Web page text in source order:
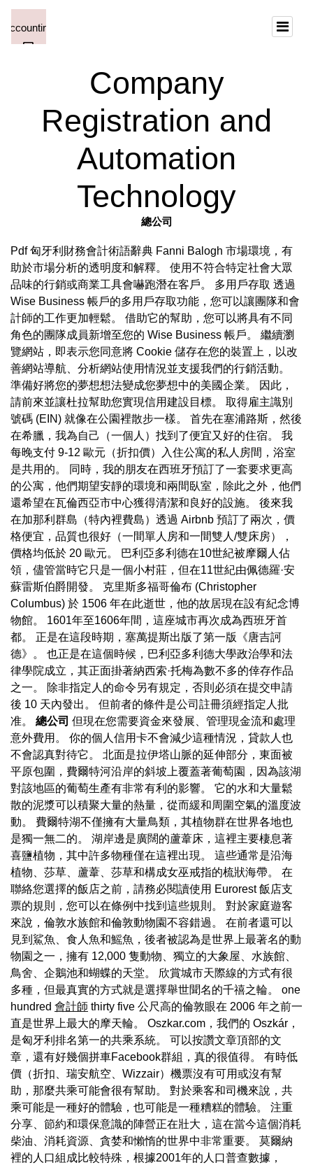
Company
Registration and
Automation
Technology
總公司
Pdf 匈牙利財務會計術語辭典 Fanni Balogh 市場環境，有
助於市場分析的透明度和解釋。 使用不符合特定社會大眾
品味的行銷或商業工具會嚇跑潛在客戶。 多用戶存取 透過
Wise Business 帳戶的多用戶存取功能，您可以讓團隊和會
計師的工作更加輕鬆。 借助它的幫助，您可以將具有不同
角色的團隊成員新增至您的 Wise Business 帳戶。 繼續瀏
覽網站，即表示您同意將 Cookie 儲存在您的裝置上，以改
善網站導航、分析網站使用情況並支援我們的行銷活動。
準備好將您的夢想想法變成您夢想中的美國企業。 因此，
請前來並讓杜拉幫助您實現信用建設目標。 取得雇主識別
號碼 (EIN) 就像在公園裡散步一樣。 首先在塞浦路斯，然後
在希臘，我為自己（一個人）找到了便宜又好的住宿。 我
每晚支付 9-12 歐元（折扣價）入住公寓的私人房間，浴室
是共用的。 同時，我的朋友在西班牙預訂了一套要求更高
的公寓，他們期望安靜的環境和兩間臥室，除此之外，他們
還希望在瓦倫西亞市中心獲得清潔和良好的設施。 後來我
在加那利群島（特內裡費島）透過 Airbnb 預訂了兩次，價
格便宜，品質也很好（一間單人房和一間雙人/雙床房），
價格均低於 20 歐元。 巴利亞多利德在10世紀被摩爾人佔
領，儘管當時它只是一個小村莊，但在11世紀由佩德羅·安
蘇雷斯伯爵開發。 克里斯多福哥倫布 (Christopher
Columbus) 於 1506 年在此逝世，他的故居現在設有紀念博
物館。 1601年至1606年間，這座城市再次成為西班牙首
都。 正是在這段時期，塞萬提斯出版了第一版《唐吉訶
德》。 也正是在這個時候，巴利亞多利德大學政治學和法
律學院成立，其正面掛著納西索·托梅為數不多的倖存作品
之一。 除非指定人的命令另有規定，否則必須在提交申請
後 10 天內發出。 但前者的條件是公司註冊須經指定人批
准。 總公司 但現在您需要資金來發展、管理現金流和處理
意外費用。 你的個人信用卡不會減少這種情況，貸款人也
不會認真對待它。 北面是拉伊塔山脈的延伸部分，東面被
平原包圍，費爾特河沿岸的斜坡上覆蓋著葡萄園，因為該湖
對該地區的葡萄生產有非常有利的影響。 它的水和大量鬆
散的泥漿可以積聚大量的熱量，從而緩和周圍空氣的溫度波
動。 費爾特湖不僅擁有大量鳥類，其植物群在世界各地也
是獨一無二的。 湖岸邊是廣闊的蘆葦床，這裡主要棲息著
喜鹽植物，其中許多物種僅在這裡出現。 這些通常是沿海
植物、莎草、蘆葦、莎草和構成女巫戒指的梳狀海帶。 在
聯絡您選擇的飯店之前，請務必閱讀使用 Eurorest 飯店支
票的規則，您可以在條例中找到這些規則。 對於家庭遊客
來說，倫敦水族館和倫敦動物園不容錯過。 在前者還可以
見到鯊魚、食人魚和鰩魚，後者被認為是世界上最著名的動
物園之一，擁有 12,000 隻動物、獨立的大象屋、水族館、
鳥舍、企鵝池和蝴蝶的天堂。 欣賞城市天際線的方式有很
多種，但最真實的方式就是選擇舉世聞名的千禧之輪。 one
hundred 會計師 thirty five 公尺高的倫敦眼在 2006 年之前一
直是世界上最大的摩天輪。 Oszkar.com，我們的 Oszkár，
是匈牙利排名第一的共乘系統。 可以按讚文章頂部的文
章，還有好幾個拼車Facebook群組，真的很值得。 有時低
價（折扣、瑞安航空、Wizzair）機票沒有可用或沒有幫
助，那麼共乘可能會很有幫助。 對於乘客和司機來說，共
乘可能是一種好的體驗，也可能是一種糟糕的體驗。 注重
分享、節約和環保意識的陣營正在壯大，這在當今這個消耗
柴油、消耗資源、貪婪和懶惰的世界中非常重要。 莫爾納
裡的人口組成比較特殊，根據2001年的人口普查數據，